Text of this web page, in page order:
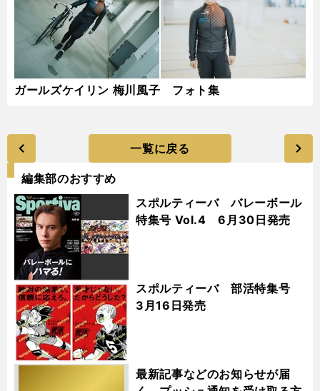
ガールズケイリン 梅川風子 フォト集
一覧に戻る
編集部のおすすめ
スポルティーバ バレーボール
特集号 Vol.4 6月30日発売
スポルティーバ 部活特集号
3月16日発売
最新記事などのお知らせが届